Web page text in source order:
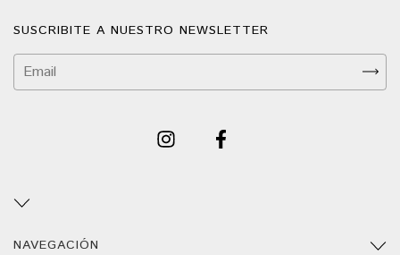
SUSCRIBITE A NUESTRO NEWSLETTER
NAVEGACIÓN